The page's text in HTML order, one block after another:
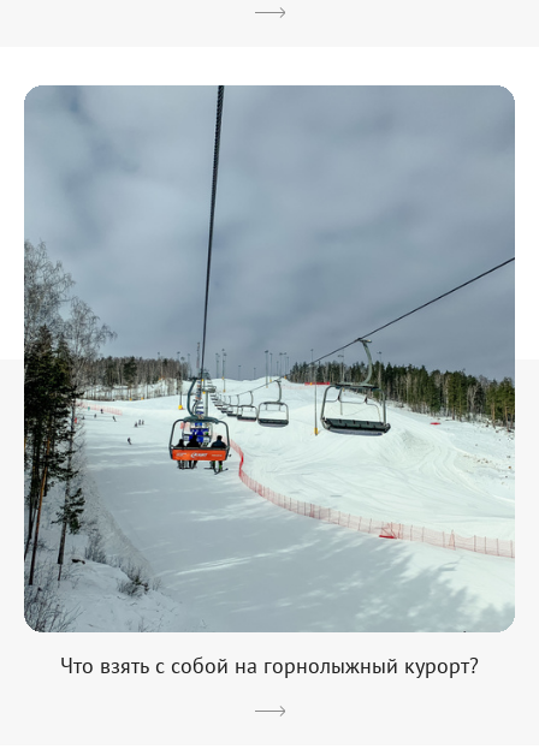
Что взять с собой на горнолыжный курорт?